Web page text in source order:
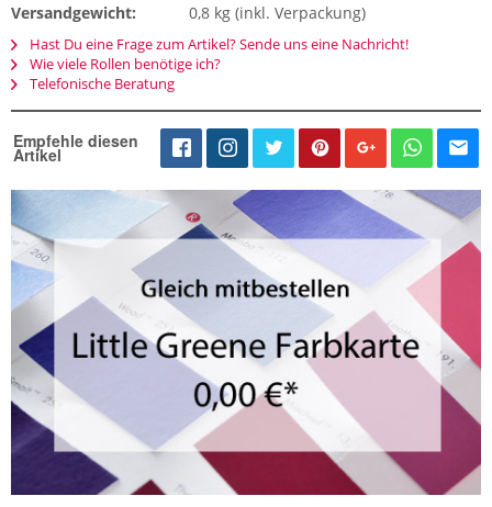
Versandgewicht:
0,8 kg (inkl. Verpackung)
Hast Du eine Frage zum Artikel? Sende uns eine Nachricht!
Wie viele Rollen benötige ich?
Telefonische Beratung
Empfehle diesen
Artikel